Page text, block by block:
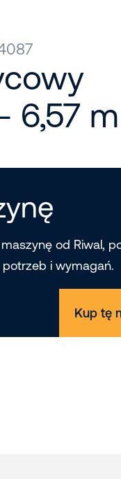
6,57 m
od Riwal,
i wymagań.
Kup tę